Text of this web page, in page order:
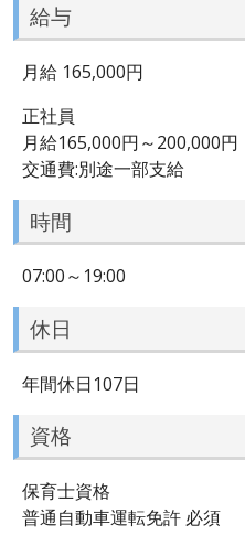
給与
月給 165,000円
正社員
月給165,000円～200,000円
交通費:別途一部支給
時間
07:00～19:00
休日
年間休日107日
資格
保育士資格
普通自動車運転免許 必須